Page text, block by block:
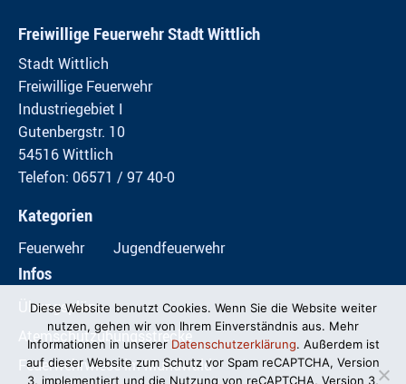
Freiwillige Feuerwehr Stadt Wittlich
Stadt Wittlich
Freiwillige Feuerwehr
Industriegebiet I
Gutenbergstr. 10
54516 Wittlich
Telefon: 06571 / 97 40-0
Kategorien
Feuerwehr Jugendfeuerwehr
Infos
Übungspläne
Atemschutzübungsstrecke
Feuerwehrwiese im Mundwald
Diese Website benutzt Cookies. Wenn Sie die Website weiter
nutzen, gehen wir von Ihrem Einverständnis aus. Mehr
Informationen in unserer Datenschutzerklärung. Außerdem ist
auf dieser Website zum Schutz vor Spam reCAPTCHA, Version
3, implementiert und die Nutzung von reCAPTCHA, Version 3,